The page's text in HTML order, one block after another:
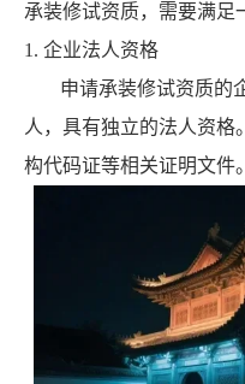
承装修试资质，需要满足
1. 企业法人资格
申请承装修试资质的
人，具有独立的法人资格
构代码证等相关证明文件。